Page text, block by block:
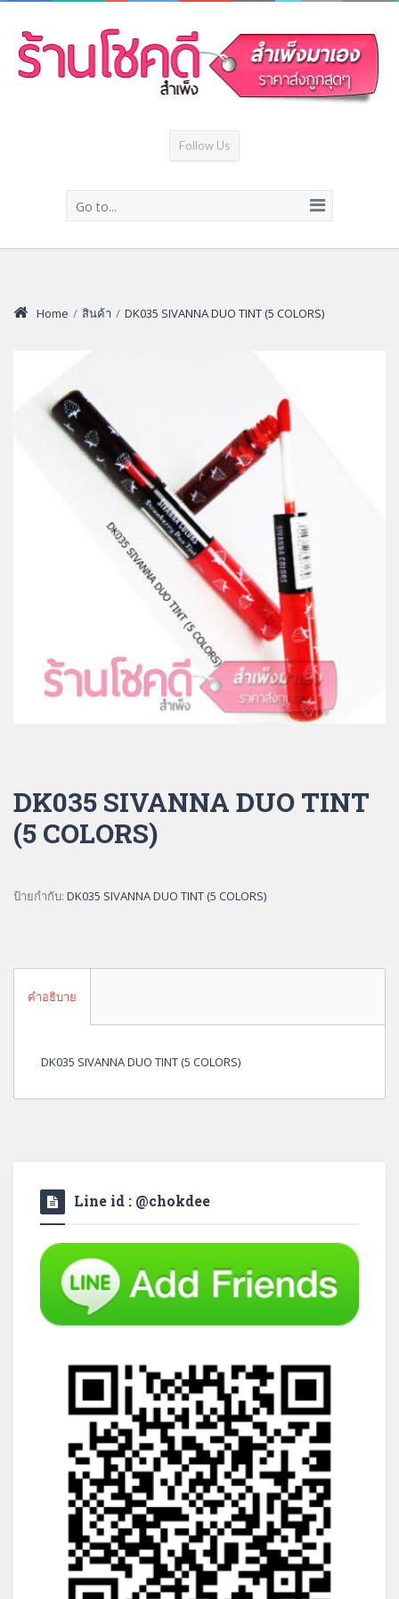
Follow Us
Go to...
Home / สินค้า / DK035 SIVANNA DUO TINT (5 COLORS)
DK035 SIVANNA DUO TINT
(5 COLORS)
ป้ายกำกับ: DK035 SIVANNA DUO TINT (5 COLORS)
คำอธิบาย
DK035 SIVANNA DUO TINT (5 COLORS)
Line id : @chokdee